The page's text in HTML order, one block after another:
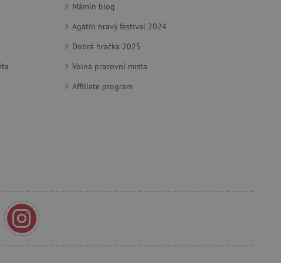
Mámin blog
Agátin hravý festival 2024
Dobrá hračka 2025
Volná pracovní místa
Affiliate program
aby bylo možné podávat
aby bylo možné podávat
webových stránek.
(ALB).